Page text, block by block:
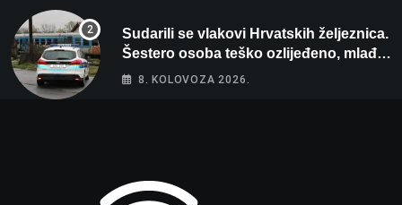
Sudarili se vlakovi Hrvatskih željeznica.
Šestero osoba teško ozlijeđeno, mlađa
žena na intenzivnoj
8. KOLOVOZA 2026.